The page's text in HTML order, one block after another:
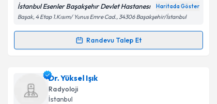
Kişisel verilerimin işlenmesine ilişkinAydınlatma
kapsamda işlenmesini kabul ediyorum.
İstanbul Esenler Başakşehır Devlet Hastanesı Haritada Göster
Başak, 4 Etap 1.Kısım/ Yunus Emre Cad., 34306 Başakşehir/İstanbul
Randevu Talep Et
Randevu Takvimi Talebi
Ass. Dr. Zeyni Ünverdi
oluşturun. Size bu uzmandan randevu almanız için bir
takvim hazırlandığında e-posta ile bilgilendireceğiz.
Dr. Yüksel Işık
Radyoloji
İstanbul